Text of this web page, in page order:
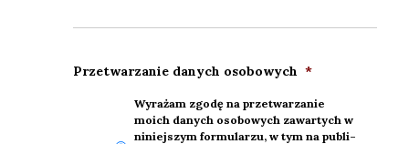
Prze­twa­rza­nie danych oso­bo­wych *
Wyra­żam zgo­dę na prze­twa­rza­nie
moich danych oso­bo­wych zawar­tych w
niniej­szym for­mu­la­rzu, w tym na publi­